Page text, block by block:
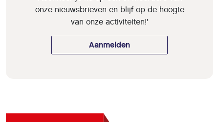
onze nieuwsbrieven en blijf op de hoogte
van onze activiteiten!'
Aanmelden